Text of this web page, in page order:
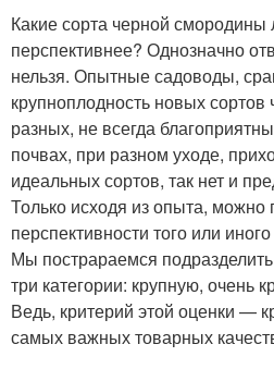
Какие сорта черной смородины
перспективнее? Однозначно
нельзя. Опытные садоводы,
крупноплодность новых
разных, не всегда
почвах, при разном уходе,
идеальных сортов, так нет и
Только исходя из опыта, можно
перспективности того или
Мы пострараемся
три категории: крупную, очень
Ведь, критерий этой оценки —
самых важных товарных